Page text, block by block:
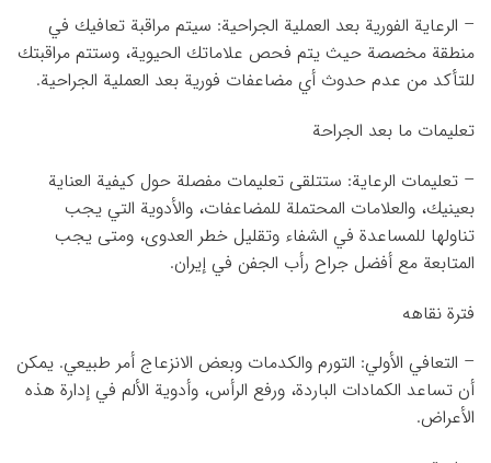
– الرعاية الفورية بعد العملية الجراحية: سيتم مراقبة تعافيك في
منطقة مخصصة حيث يتم فحص علاماتك الحيوية، وستتم مراقبتك
للتأكد من عدم حدوث أي مضاعفات فورية بعد العملية الجراحية.
تعليمات ما بعد الجراحة
– تعليمات الرعاية: ستتلقى تعليمات مفصلة حول كيفية العناية
بعينيك، والعلامات المحتملة للمضاعفات، والأدوية التي يجب
تناولها للمساعدة في الشفاء وتقليل خطر العدوى، ومتى يجب
المتابعة مع أفضل جراح رأب الجفن في إيران.
فترة نقاهه
– التعافي الأولي: التورم والكدمات وبعض الانزعاج أمر طبيعي. يمكن
أن تساعد الكمادات الباردة، ورفع الرأس، وأدوية الألم في إدارة هذه
الأعراض.